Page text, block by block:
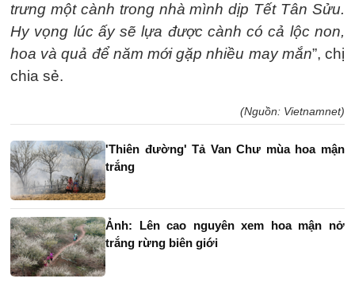
trưng một cành trong nhà mình dịp Tết Tân Sửu.
Hy vọng lúc ấy sẽ lựa được cành có cả lộc non,
hoa và quả để năm mới gặp nhiều may mắn”, chị
chia sẻ.
(Nguồn: Vietnamnet)
'Thiên đường' Tả Van Chư mùa hoa mận
trắng
Ảnh: Lên cao nguyên xem hoa mận nở
trắng rừng biên giới